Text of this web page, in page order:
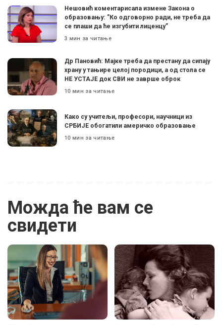
Нешовић коментарисала измене Закона о
образовању: ”Ко одговорно ради, не треба да
се плаши да ће изгубити лиценцу”
3 мин за читање
Др Пановић: Мајке треба да престану да сипају
храну у тањире целој породици, а од стола се
НЕ УСТАЈЕ док СВИ не заврше оброк
10 мин за читање
Како су учитељи, професори, научници из
СРБИЈЕ обогатили америчко образовање
10 мин за читање
Можда ће вам се
свидети